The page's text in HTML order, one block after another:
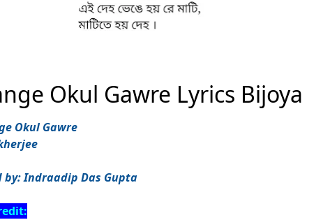
Okul Gawre Lyrics Bijoya
Okul Gawre
by: Indraadip Das Gupta